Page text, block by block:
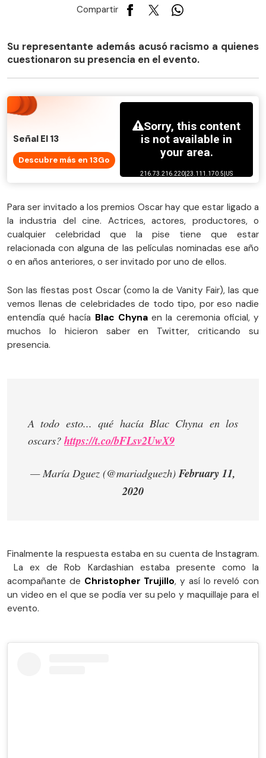
Compartir
Su representante además acusó racismo a quienes
cuestionaron su presencia en el evento.
Señal El 13
Descubre más en 13Go
Para ser invitado a los premios Oscar hay que estar ligado a
la industria del cine. Actrices, actores, productores, o
cualquier celebridad que la pise tiene que estar
relacionada con alguna de las películas nominadas ese año
o en años anteriores, o ser invitado por uno de ellos.
Son las fiestas post Oscar (como la de Vanity Fair), las que
vemos llenas de celebridades de todo tipo, por eso nadie
entendía qué hacía Blac Chynaen la ceremonia oficial, y
muchos lo hicieron saber en Twitter, criticando su
presencia.
A todo esto... qué hacía Blac Chyna en los
oscars? https://t.co/bFLsv2UwX9
— María Dguez (@mariadguezh)February 11,
2020
Finalmente la respuesta estaba en su cuenta de Instagram.
La ex de Rob Kardashian estaba presente como la
acompañante de Christopher Trujillo, y así lo reveló con
un video en el que se podía ver su pelo y maquillaje para el
evento.